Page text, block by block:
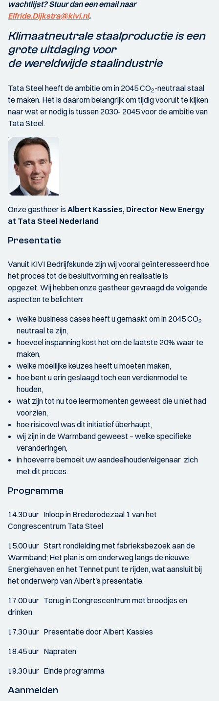
wachtlijst? Stuur dan een email naar
Elfride.Dijkstra@kivi.nl.
Klimaatneutrale staalproductie is een
grote uitdaging voor
de wereldwijde staalindustrie
Tata Steel heeft de ambitie om in 2045 CO2-neutraal staal
te maken. Het is daarom belangrijk om tijdig vooruit te kijken
naar wat er nodig is tussen 2030- 2045 voor de ambitie van
Tata Steel.
Onze gastheer is Albert Kassies, Director New Energy
at Tata Steel Nederland
Presentatie
Vanuit KIVI Bedrijfskunde zijn wij vooral geïnteresseerd hoe
het proces tot de besluitvorming en realisatie is
opgezet. Wij hebben onze gastheer gevraagd de volgende
aspecten te belichten:
welke business cases heeft u gemaakt om in 2045 CO2
neutraal te zijn,
hoeveel inspanning kost het om de laatste 20% waar te
maken,
welke moeilijke keuzes heeft u moeten maken,
hoe bent u erin geslaagd toch een verdienmodel te
houden,
wat zijn tot nu toe leermomenten geweest die u niet had
voorzien,
hoe risicovol was dit initiatief überhaupt,
wij zijn in de Warmband geweest – welke specifieke
veranderingen,
in hoeverre bemoeit uw aandeelhouder/eigenaar zich
met dit proces.
Programma
14.30 uur Inloop in Brederodezaal 1 van het
Congrescentrum Tata Steel
15.00 uur Start rondleiding met fabrieksbezoek aan de
Warmband; Het plan is om onderweg langs de nieuwe
Energiehaven en het Tennet punt te rijden, wat aansluit bij
het onderwerp van Albert's presentatie.
17.00 uur Terug in Congrescentrum met broodjes en
drinken
17.30 uur Presentatie door Albert Kassies
18.45 uur Napraten
19.30 uur Einde programma
Aanmelden